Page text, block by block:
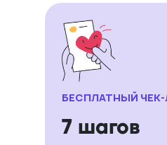
7 шагов
БЕСПЛАТНЫЙ